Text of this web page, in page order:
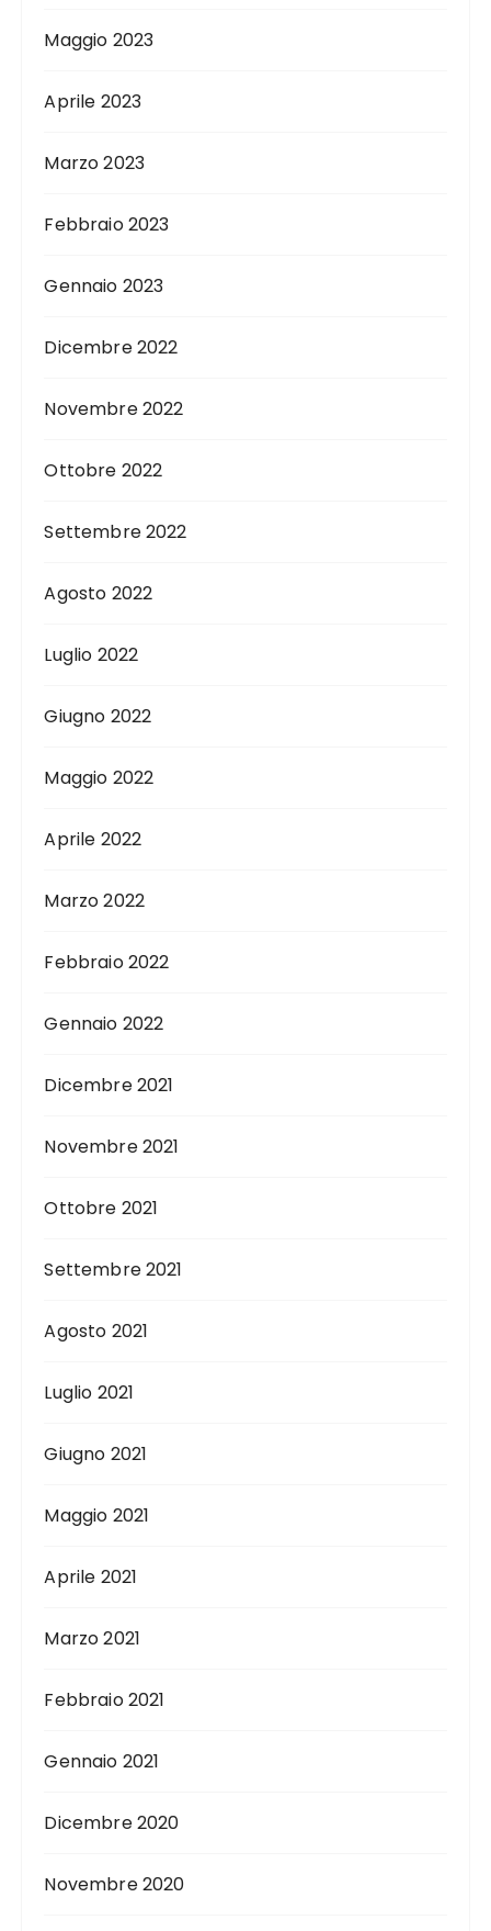
Maggio 2023
Aprile 2023
Marzo 2023
Febbraio 2023
Gennaio 2023
Dicembre 2022
Novembre 2022
Ottobre 2022
Settembre 2022
Agosto 2022
Luglio 2022
Giugno 2022
Maggio 2022
Aprile 2022
Marzo 2022
Febbraio 2022
Gennaio 2022
Dicembre 2021
Novembre 2021
Ottobre 2021
Settembre 2021
Agosto 2021
Luglio 2021
Giugno 2021
Maggio 2021
Aprile 2021
Marzo 2021
Febbraio 2021
Gennaio 2021
Dicembre 2020
Novembre 2020